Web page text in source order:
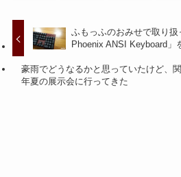
ふもっふのおみせで取り
Phoenix ANSI Keyboard」
豪雨でどうなるかと思っていたけど、
年夏の展示会に行ってきた